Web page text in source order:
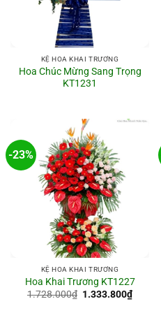
KỆ HOA KHAI TRƯƠNG
Hoa Chúc Mừng Sang Trọng
KT1231
-23%
KỆ HOA KHAI TRƯƠNG
Hoa Khai Trương KT1227
1.728.000₫ Giá
1.333.800₫Giá
hiện